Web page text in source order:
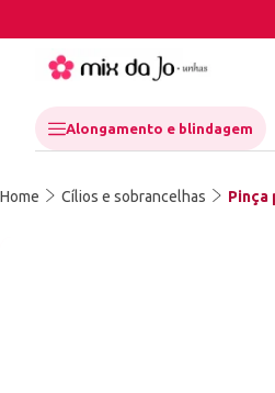
Alongamento e blindagem
Home Cílios e sobrancelhas Pinça